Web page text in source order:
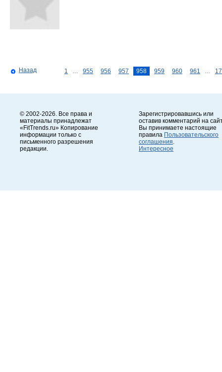
Назад 1 955 956 957 958 959 960 961
© 2002-2026. Все права и
материалы принадлежат
«FitTrends.ru» Копирование
информации только с
письменного разрешения
редакции.
Зарегистрировавшись или
оставив комментарий на
Вы принимаете настоящие
правила Пользовательского
соглашения
Интересное